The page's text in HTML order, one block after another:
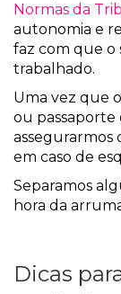
Normas da
autonomia e
faz com que o
trabalhado.
Uma vez que
ou passaporte
assegurarmos
em caso de
Separamos
hora da
Dicas